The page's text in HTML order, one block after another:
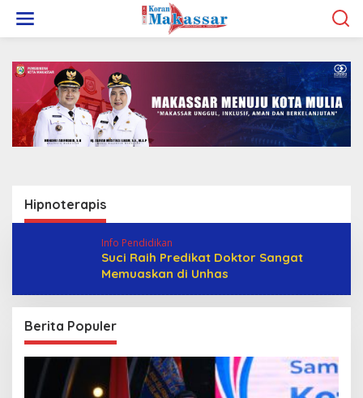
w
Hipnoterapis
Info Pendidikan
Suci Raih Predikat Doktor Sangat
Memuaskan di Unhas
Berita Populer